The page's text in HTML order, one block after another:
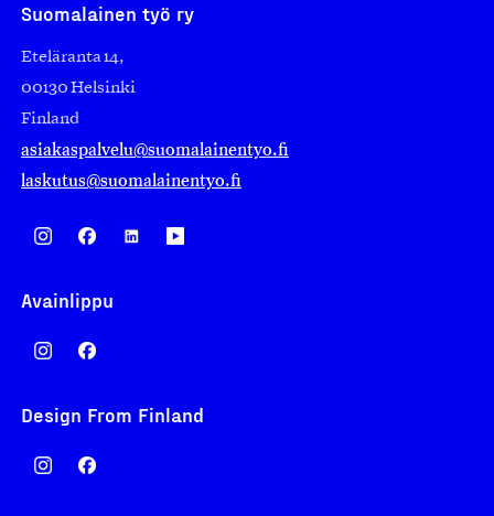
Suomalainen työ ry
Eteläranta 14,
00130 Helsinki
Finland
asiakaspalvelu@suomalainentyo.fi
laskutus@suomalainentyo.fi
Avainlippu
Design From Finland